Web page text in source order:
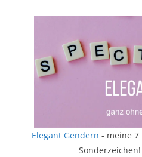
Elegant Gendern - meine 7
Sonderzeichen!